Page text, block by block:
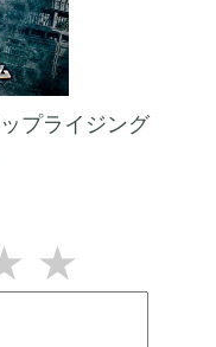
プライジング
★